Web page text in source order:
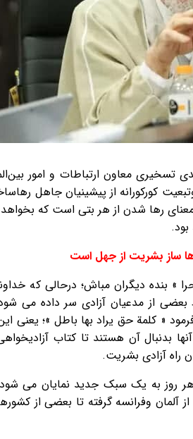
تسخیری معاون ارتباطات و امور
کورکورانه از پیشینیان جاهل
معناى رها شدن از هر بتى است كه
ساز بشريت از جهل است
بنده دیگران مباش؛ درحالى که
از مدعیان آزادی سر داده می
« کلمة حق یراد بها باطل »؛
بدنبال آن هستند تا كتاب
راه آزادی بشریت.
روز به یک سبک جدید نمایان می شود
وفرانسه گرفته تا بعضی از